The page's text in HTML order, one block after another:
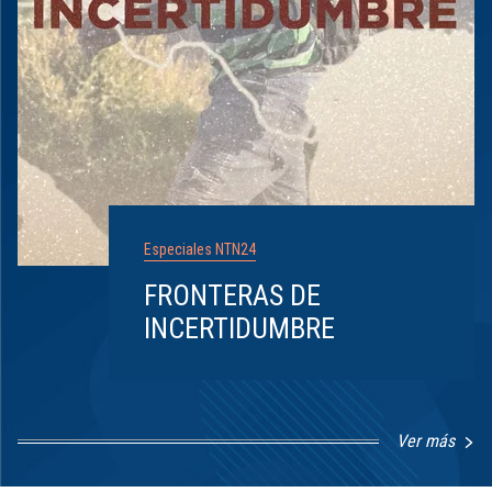
Especiales NTN24
FRONTERAS DE
INCERTIDUMBRE
Ver más
1